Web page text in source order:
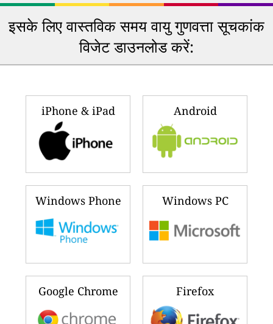
इसके लिए वास्तविक समय वायु गुणवत्ता सूचकांक
विजेट डाउनलोड करें:
iPhone & iPad Android
Windows Phone Windows PC
Google Chrome Firefox